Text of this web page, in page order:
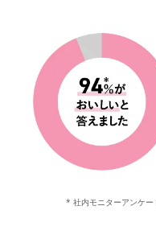
* 社内モニターアンケー